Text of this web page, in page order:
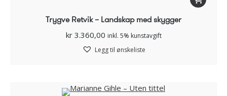
Trygve Retvik – Landskap med skygger
kr3.360,00 inkl. 5% kunstavgift
Legg til ønskeliste